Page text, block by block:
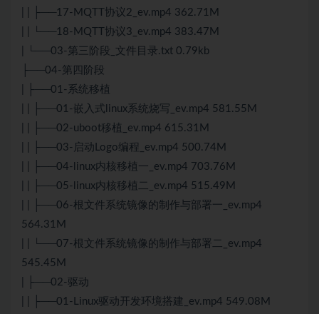
| | ├──17-MQTT协议2_ev.mp4 362.71M
| | └──18-MQTT协议3_ev.mp4 383.47M
| └──03-第三阶段_文件目录.txt 0.79kb
├──04-第四阶段
| ├──01-系统移植
| | ├──01-嵌入式 linux系统烧写_ev.mp4 581.55M
| | ├──02-uboot移植_ev.mp4 615.31M
| | ├──03-启动Logo编程_ev.mp4 500.74M
| | ├──04-linux内核移植一_ev.mp4 703.76M
| | ├──05-linux内核移植二_ev.mp4 515.49M
| | ├──06-根文件系统镜像的制作与部署一_ev.mp4
564.31M
| | └──07-根文件系统镜像的制作与部署二_ev.mp4
545.45M
| ├──02-驱动
| | ├──01-Linux驱动开发环境搭建_ev.mp4 549.08M